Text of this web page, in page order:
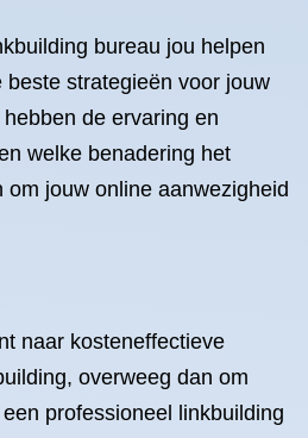
bureau jou helpen
beste strategieën voor jouw
de ervaring en
welke benadering het
om jouw online aanwezigheid
naar kosteneffectieve
overweeg dan om
professioneel linkbuilding